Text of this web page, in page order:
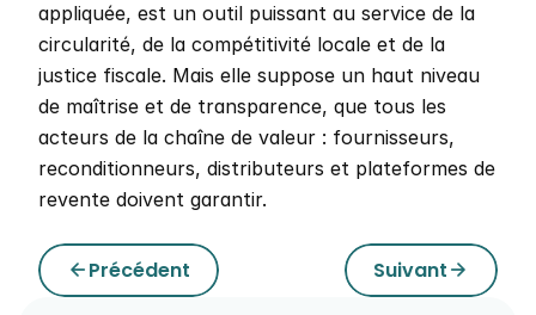
appliquée, est un outil puissant au service de la
circularité, de la compétitivité locale et de la
justice fiscale. Mais elle suppose un haut niveau
de maîtrise et de transparence, que tous les
acteurs de la chaîne de valeur : fournisseurs,
reconditionneurs, distributeurs et plateformes de
revente doivent garantir.
arrow_backPrécédent Suivantarrow_forward